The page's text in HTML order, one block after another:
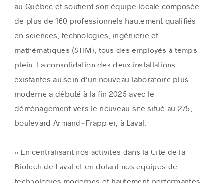
au Québec et soutient son équipe locale composée
de plus de 160 professionnels hautement qualifiés
en sciences, technologies, ingénierie et
mathématiques (STIM), tous des employés à temps
plein. La consolidation des deux installations
existantes au sein d’un nouveau laboratoire plus
moderne a débuté à la fin 2025 avec le
déménagement vers le nouveau site situé au 275,
boulevard Armand‑Frappier, à Laval.
« En centralisant nos activités dans la Cité de la
Biotech de Laval et en dotant nos équipes de
technologies modernes et hautement performantes,